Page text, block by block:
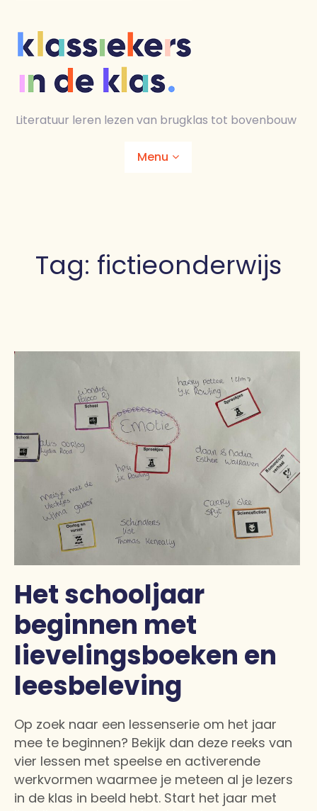
content
Literatuur leren lezen van brugklas tot bovenbouw
Menu
Lesmaterialen
Contact
Tag: fictieonderwijs
Het schooljaar
beginnen met
lievelingsboeken en
leesbeleving
Op zoek naar een lessenserie om het jaar
mee te beginnen? Bekijk dan deze reeks van
vier lessen met speelse en activerende
werkvormen waarmee je meteen al je lezers
in de klas in beeld hebt. Start het jaar met